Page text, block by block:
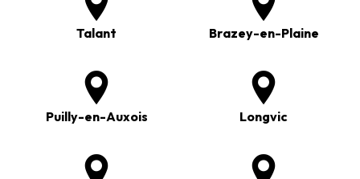
Talant Brazey-en-Plaine
Puilly-en-Auxois Longvic